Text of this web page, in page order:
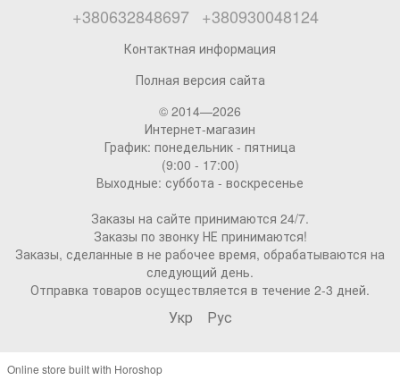
+380632848697 +380930048124
Контактная информация
Полная версия сайта
© 2014—2026
Интернет-магазин
График: понедельник - пятница
(9:00 - 17:00)
Выходные: суббота - воскресенье
Заказы на сайте принимаются 24/7.
Заказы по звонку НЕ принимаются!
Заказы, сделанные в не рабочее время, обрабатываются на
следующий день.
Отправка товаров осуществляется в течение 2-3 дней.
Укр Рус
Online store built with Horoshop